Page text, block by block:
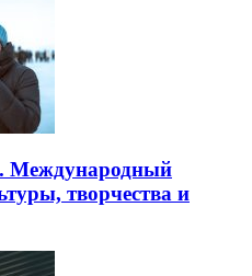
Международный
творчества и